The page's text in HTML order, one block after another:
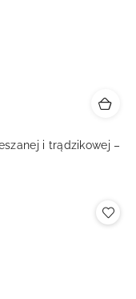
i trądzikowej –